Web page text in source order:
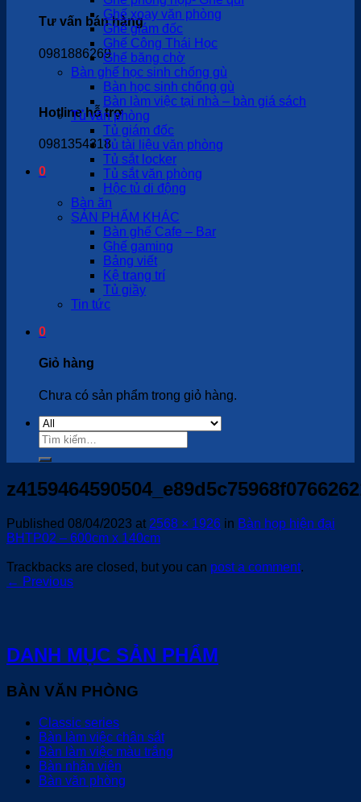
Tư vấn bán hàng
0981886269
Hotline hỗ trợ
0981354318
0
Ghế xoay văn phòng
Ghế giám đốc
Ghế Công Thái Học
Ghế băng chờ
Bàn ghế học sinh chống gù
Bàn học sinh chống gù
Bàn làm việc tại nhà – bàn giá sách
Tủ văn phòng
Tủ giám đốc
Tủ tài liệu văn phòng
Tủ sắt locker
Tủ sắt văn phòng
Hộc tủ di động
Bàn ăn
SẢN PHẨM KHÁC
Bàn ghế Cafe – Bar
Ghế gaming
Bảng viết
Kệ trang trí
Tủ giầy
Tin tức
0
Giỏ hàng
Chưa có sản phẩm trong giỏ hàng.
Tìm
kiếm:
Published 08/04/2023 at 2568 × 1926 in Bàn họp hiện đại
BHTP02 – 600cm x 140cm
Trackbacks are closed, but you can post a comment.
← Previous
DANH MỤC SẢN PHẨM
BÀN VĂN PHÒNG
Classic series
Bàn làm việc chân sắt
Bàn làm việc màu trắng
Bàn nhân viên
Bàn văn phòng